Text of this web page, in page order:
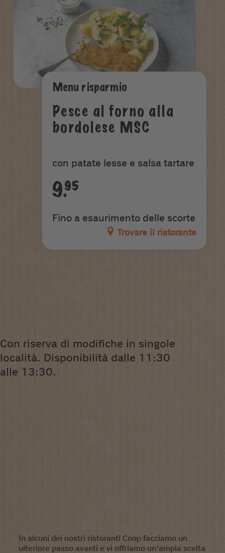
Menu risparmio
Pesce al forno alla
bordolese MSC
con patate lesse e salsa tartare
9.95
Fino a esaurimento delle scorte
Trovare il ristorante
Con riserva di modifiche in singole
località. Disponibilità dalle 11:30
alle 13:30.
In alcuni dei nostri ristoranti Coop facciamo un
ulteriore passo avanti e vi offriamo un'ampia scelta